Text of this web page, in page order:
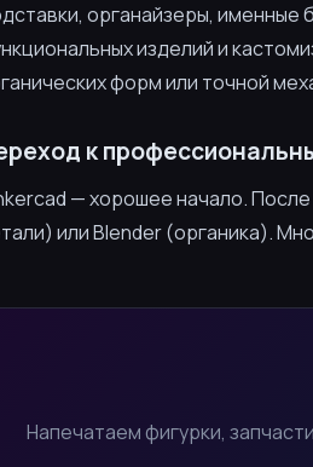
органайзеры, именные
изделий и
форм или точной
к
— хорошее начало.
или Blender (органика).
Напечатаем фигурки,